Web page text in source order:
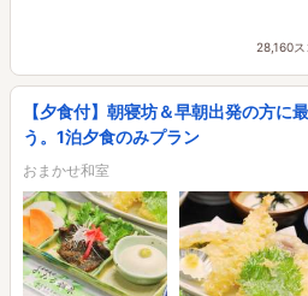
28,160ス
【夕食付】朝寝坊＆早朝出発の方に
う。1泊夕食のみプラン
おまかせ和室